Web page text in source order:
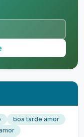
boa tarde amor